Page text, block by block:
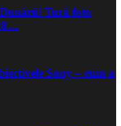
Tură foto
Sony – cum a